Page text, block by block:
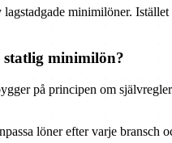
lagstadgade minimilöner.
statlig minimilön?
på principen om
löner efter varje bransch